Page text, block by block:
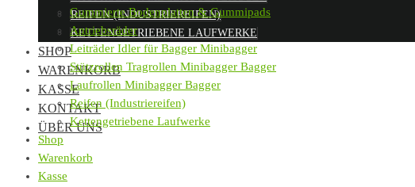
REIFEN (INDUSTRIEREIFEN)
KETTENGETRIEBENE LAUFWERKE
SHOP
WARENKORB
KASSE
KONTAKT
ÜBER UNS
Gummierte Bodenplatten & Gummipads
Antriebsräder
Leiträder Idler für Bagger Minibagger
Stützrollen Tragrollen Minibagger Bagger
Laufrollen Minibagger Bagger
Reifen (Industriereifen)
Kettengetriebene Laufwerke
Shop
Warenkorb
Kasse